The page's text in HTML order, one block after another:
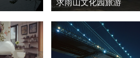
求雨山文化园旅游